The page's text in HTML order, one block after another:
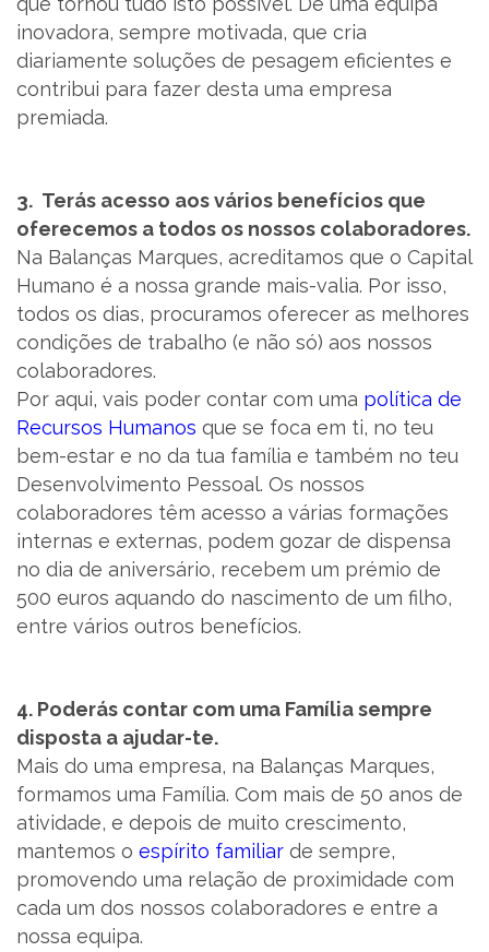
inovadora, sempre motivada, que cria
diariamente soluções de pesagem eficientes e
contribui para fazer desta uma empresa
premiada.
3. Terás acesso aos vários benefícios que
oferecemos a todos os nossos colaboradores.
Na Balanças Marques, acreditamos que o Capital
Humano é a nossa grande mais-valia. Por isso,
todos os dias, procuramos oferecer as melhores
condições de trabalho (e não só) aos nossos
colaboradores.
Por aqui, vais poder contar com uma política de
Recursos Humanos que se foca em ti, no teu
bem-estar e no da tua família e também no teu
Desenvolvimento Pessoal. Os nossos
colaboradores têm acesso a várias formações
internas e externas, podem gozar de dispensa
no dia de aniversário, recebem um prémio de
500 euros aquando do nascimento de um filho,
entre vários outros benefícios.
4. Poderás contar com uma Família sempre
disposta a ajudar-te.
Mais do uma empresa, na Balanças Marques,
formamos uma Família. Com mais de 50 anos de
atividade, e depois de muito crescimento,
mantemos o espírito familiar de sempre,
promovendo uma relação de proximidade com
cada um dos nossos colaboradores e entre a
nossa equipa.